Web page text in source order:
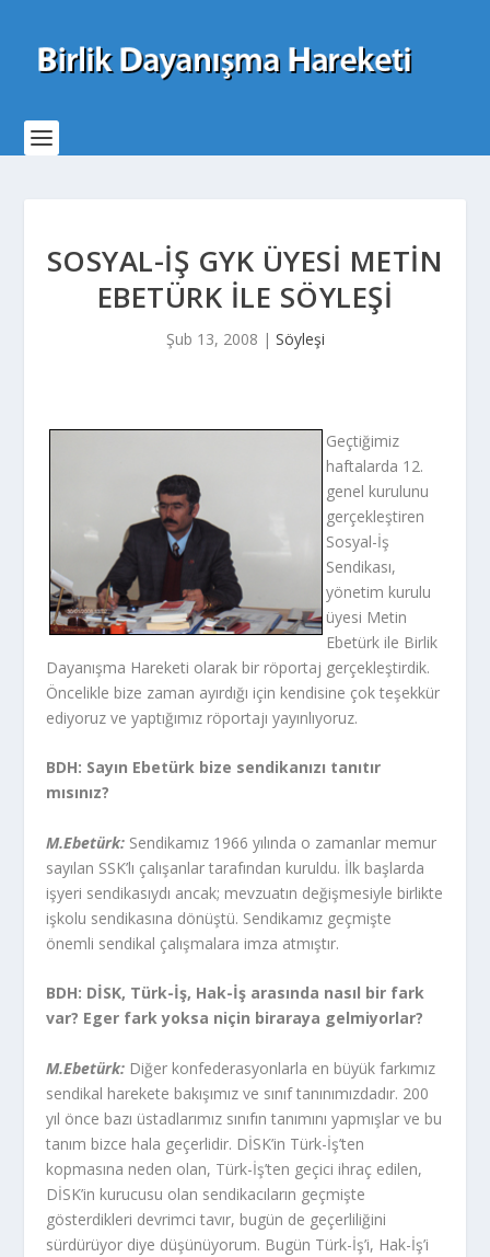
SOSYAL-İŞ GYK ÜYESI METIN
EBETÜRK ILE SÖYLEŞI
Şub 13, 2008 | Söyleşi
Geçtiğimiz
haftalarda 12.
genel kurulunu
gerçekleştiren
Sosyal-İş
Sendikası,
yönetim kurulu
üyesi Metin
Ebetürk ile Birlik
Dayanışma Hareketi olarak bir röportaj gerçekleştirdik.
Öncelikle bize zaman ayırdığı için kendisine çok teşekkür
ediyoruz ve yaptığımız röportajı yayınlıyoruz.
BDH: Sayın Ebetürk bize sendikanızı tanıtır
mısınız?
M.Ebetürk: Sendikamız 1966 yılında o zamanlar memur
sayılan SSK’lı çalışanlar tarafından kuruldu. İlk başlarda
işyeri sendikasıydı ancak; mevzuatın değişmesiyle birlikte
işkolu sendikasına dönüştü. Sendikamız geçmişte
önemli sendikal çalışmalara imza atmıştır.
BDH: DİSK, Türk-İş, Hak-İş arasında nasıl bir fark
var? Eger fark yoksa niçin biraraya gelmiyorlar?
M.Ebetürk: Diğer konfederasyonlarla en büyük farkımız
sendikal harekete bakışımız ve sınıf tanınımızdadır. 200
yıl önce bazı üstadlarımız sınıfın tanımını yapmışlar ve bu
tanım bizce hala geçerlidir. DİSK’in Türk-İş’ten
kopmasına neden olan, Türk-İş’ten geçici ihraç edilen,
DİSK’in kurucusu olan sendikacıların geçmişte
gösterdikleri devrimci tavır, bugün de geçerliliğini
sürdürüyor diye düşünüyorum. Bugün Türk-İş’i, Hak-İş’i